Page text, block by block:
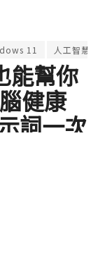
11 人工智慧
能幫你
健康
詞一次